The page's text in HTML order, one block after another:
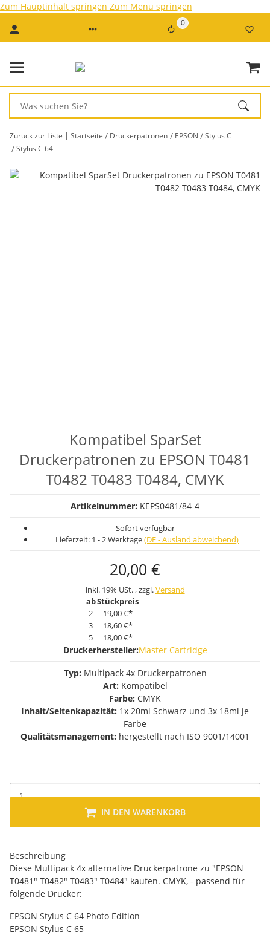
Zum Hauptinhalt springen Zum Menü springen
0
Zurück zur Liste Startseite Druckerpatronen EPSON
Stylus C
Stylus C 64
Kompatibel SparSet
Druckerpatronen zu EPSON T0481
T0482 T0483 T0484, CMYK
Artikelnummer: KEPS0481/84-4
Sofort verfügbar
Lieferzeit: 1 - 2 Werktage(DE - Ausland abweichend)
20,00 €
inkl. 19% USt. , zzgl.Versand
abStückpreis
2
19,00 €*
3
18,60 €*
5
18,00 €*
Druckerhersteller:Master Cartridge
Typ: Multipack 4x Druckerpatronen
Art: Kompatibel
Farbe: CMYK
Inhalt/Seitenkapazität: 1x 20ml Schwarz und 3x 18ml je
Farbe
Qualitätsmanagement: hergestellt nach ISO 9001/14001
IN DEN WARENKORB
Beschreibung
Diese Multipack 4x alternative Druckerpatrone zu "EPSON
T0481" T0482" T0483" T0484" kaufen. CMYK, - passend für
folgende Drucker:
EPSON Stylus C 64 Photo Edition
EPSON Stylus C 65